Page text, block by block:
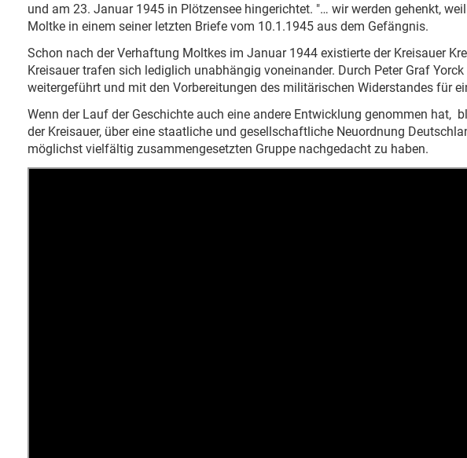
und am 23. Januar 1945 in Plötzensee hingerichtet. "… wir werden gehenkt,
Moltke in einem seiner letzten Briefe vom 10.1.1945 aus dem Gefängnis.
Schon nach der Verhaftung Moltkes im Januar 1944 existierte der Kreisauer
Kreisauer trafen sich lediglich unabhängig voneinander. Durch Peter Graf
weitergeführt und mit den Vorbereitungen des militärischen Widerstandes für
Wenn der Lauf der Geschichte auch eine andere Entwicklung genommen hat,
der Kreisauer, über eine staatliche und gesellschaftliche Neuordnung
möglichst vielfältig zusammengesetzten Gruppe nachgedacht zu haben.